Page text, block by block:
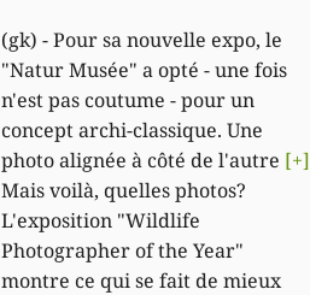
(gk) - Pour sa nouvelle expo, le
"Natur Musée" a opté - une fois
n'est pas coutume - pour un
concept archi-classique. Une
photo alignée à côté de l'autre [+]
Mais voilà, quelles photos?
L'exposition "Wildlife
Photographer of the Year"
montre ce qui se fait de mieux